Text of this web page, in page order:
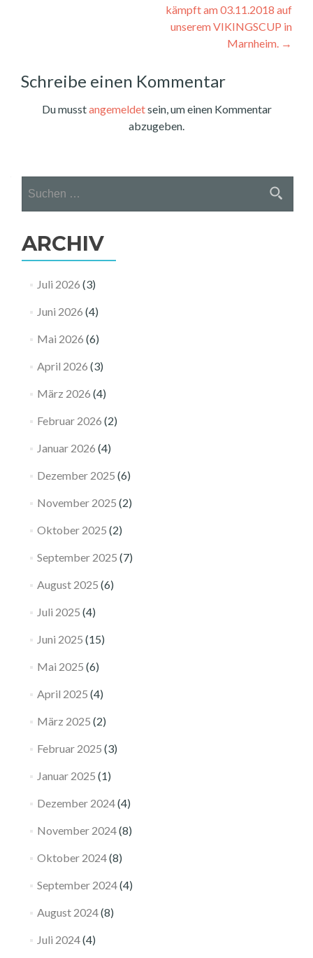
kämpft am 03.11.2018 auf
unserem VIKINGSCUP in
Marnheim. →
Schreibe einen Kommentar
Du musstangemeldetsein, um einen Kommentar
abzugeben.
nach:
ARCHIV
Juli 2026 (3)
Juni 2026 (4)
Mai 2026 (6)
April 2026 (3)
März 2026 (4)
Februar 2026 (2)
Januar 2026 (4)
Dezember 2025 (6)
November 2025 (2)
Oktober 2025 (2)
September 2025 (7)
August 2025 (6)
Juli 2025 (4)
Juni 2025 (15)
Mai 2025 (6)
April 2025 (4)
März 2025 (2)
Februar 2025 (3)
Januar 2025 (1)
Dezember 2024(4)
November 2024(8)
Oktober 2024(8)
September 2024(4)
August 2024(8)
Juli 2024(4)